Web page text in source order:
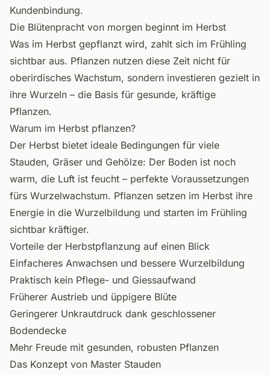
Kundenbindung.
Die Blütenpracht von morgen beginnt im Herbst
Was im Herbst gepflanzt wird, zahlt sich im Frühling
sichtbar aus. Pflanzen nutzen diese Zeit nicht für
oberirdisches Wachstum, sondern investieren gezielt in
ihre Wurzeln – die Basis für gesunde, kräftige
Pflanzen.
Warum im Herbst pflanzen?
Der Herbst bietet ideale Bedingungen für viele
Stauden, Gräser und Gehölze: Der Boden ist noch
warm, die Luft ist feucht – perfekte Voraussetzungen
fürs Wurzelwachstum. Pflanzen setzen im Herbst ihre
Energie in die Wurzelbildung und starten im Frühling
sichtbar kräftiger.
Vorteile der Herbstpflanzung auf einen Blick
Einfacheres Anwachsen und bessere Wurzelbildung
Praktisch kein Pflege- und Giessaufwand
Früherer Austrieb und üppigere Blüte
Geringerer Unkrautdruck dank geschlossener
Bodendecke
Mehr Freude mit gesunden, robusten Pflanzen
Das Konzept von Master Stauden